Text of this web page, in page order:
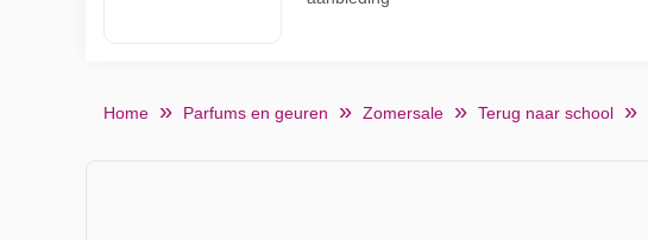
Home Parfums en geuren Zomersale Terug naar school